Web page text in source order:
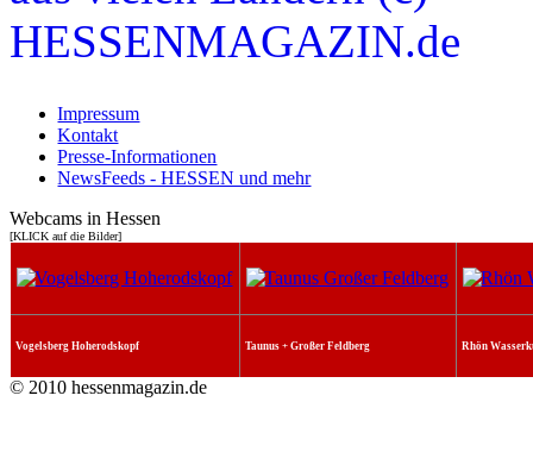
Impressum
Kontakt
Presse-Informationen
NewsFeeds - HESSEN und mehr
Webcams in Hessen
[KLICK auf die Bilder]
Vogelsberg Hoherodskopf Taunus + Großer Feldberg Rhön
© 2010 hessenmagazin.de